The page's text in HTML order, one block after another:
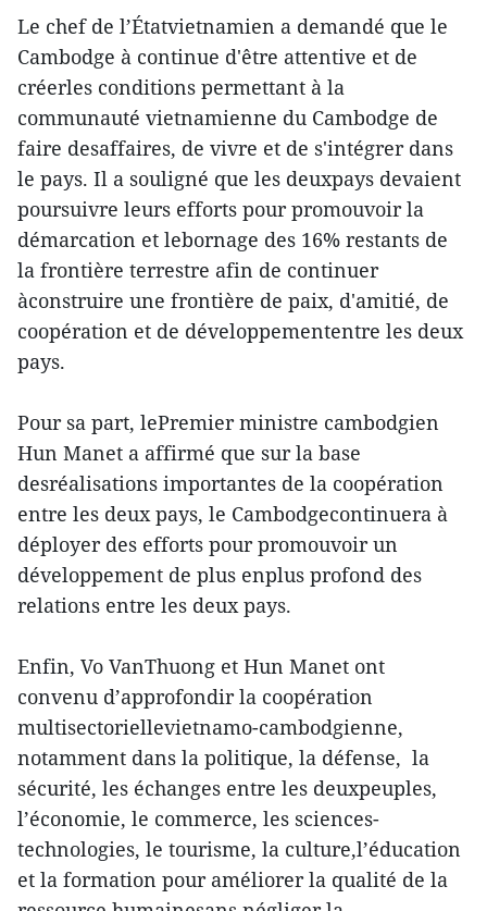
Le chef de l’Étatvietnamien a demandé que le
Cambodge à continue d'être attentive et de
créerles conditions permettant à la
communauté vietnamienne du Cambodge de
faire desaffaires, de vivre et de s'intégrer dans
le pays. Il a souligné que les deuxpays devaient
poursuivre leurs efforts pour promouvoir la
démarcation et lebornage des 16% restants de
la frontière terrestre afin de continuer
àconstruire une frontière de paix, d'amitié, de
coopération et de développemententre les deux
pays.
Pour sa part, lePremier ministre cambodgien
Hun Manet a affirmé que sur la base
desréalisations importantes de la coopération
entre les deux pays, le Cambodgecontinuera à
déployer des efforts pour promouvoir un
développement de plus enplus profond des
relations entre les deux pays.
Enfin, Vo VanThuong et Hun Manet ont
convenu d’approfondir la coopération
multisectoriellevietnamo-cambodgienne,
notamment dans la politique, la défense, la
sécurité, les échanges entre les deuxpeuples,
l’économie, le commerce, les sciences-
technologies, le tourisme, la culture,l’éducation
et la formation pour améliorer la qualité de la